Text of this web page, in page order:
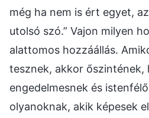
még ha nem is ért egyet,
utolsó szó.” Vajon milyen
alattomos hozzáállás.
tesznek, akkor őszintének,
engedelmesnek és
olyanoknak, akik képesek